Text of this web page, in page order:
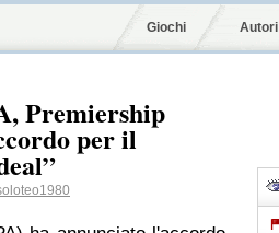
Giochi Autori
Premiership
per il